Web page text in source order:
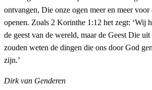
ontvangen, Die onze ogen meer en meer
openen. Zoals 2 Korinthe 1:12 het zegt: ‘Wij
de geest van de wereld, maar de Geest Die
zouden weten de dingen die ons door God
zijn.’
Dirk van Genderen